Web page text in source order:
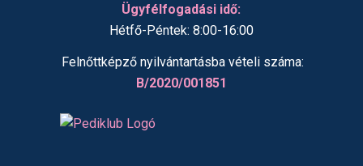
Ügyfélfogadási idő:
Hétfő-Péntek: 8:00-16:00
Felnőttképző nyilvántartásba vételi száma:
B/2020/001851